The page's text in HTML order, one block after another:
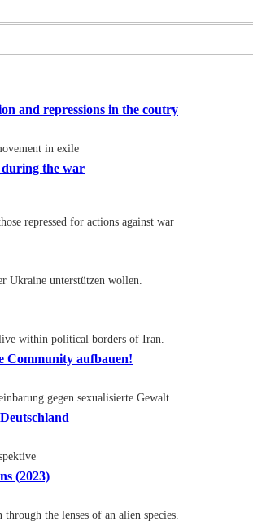
and repressions in the coutry
in exile
the war
repressed for actions against war
Ukraine unterstützen wollen.
within political borders of Iran.
Community aufbauen!
gegen sexualisierte Gewalt
(2023)
the lenses of an alien species.